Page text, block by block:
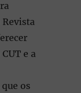
e a
os